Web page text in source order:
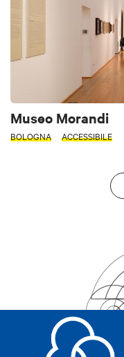
Museo Morandi
BOLOGNA ACCESSIBILE